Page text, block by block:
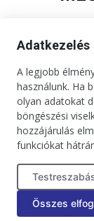
Kapcsolat
Adatkezelés
A legjobb
használunk. Ha
olyan adatokat
böngészési
hozzájárulás
funkciókat
Összes